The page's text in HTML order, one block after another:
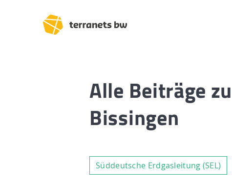
Alle Beiträge
Bissingen
Süddeutsche Erdgasleitung (SEL)